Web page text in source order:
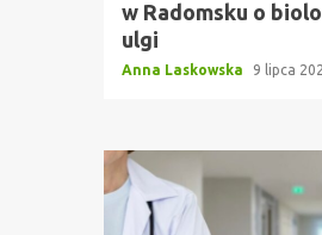
w Radomsku o
ulgi
Anna Laskowska 9 lipca